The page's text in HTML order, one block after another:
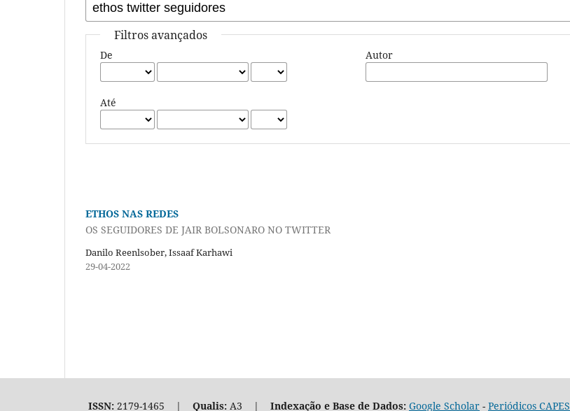
Filtros avançados
De
Até
Autor
ETHOS NAS REDES
OS SEGUIDORES DE JAIR BOLSONARO NO TWITTER
Danilo Reenlsober, Issaaf Karhawi
29-04-2022
ISSN: 2179-1465 | Qualis: A3 | Indexação e Base de Dados: Google Scholar - Periódicos CAPES